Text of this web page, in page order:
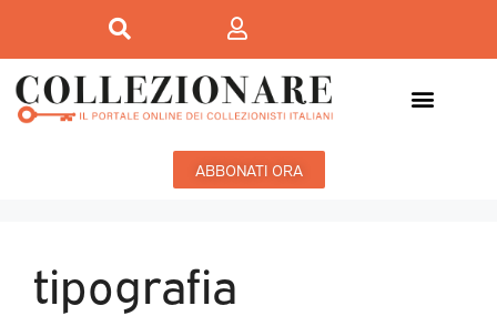
ABBONATI ORA
tipografia